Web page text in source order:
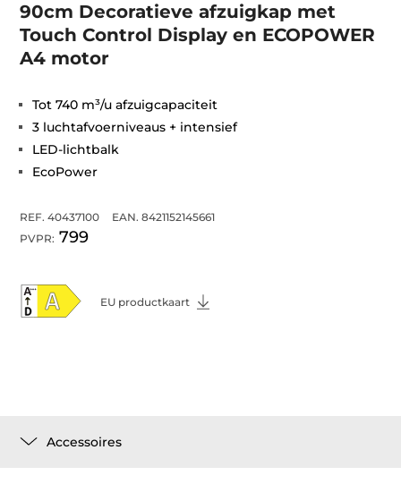
90cm Decoratieve afzuigkap met
Touch Control Display en ECOPOWER
A4 motor
Tot 740 m³/u afzuigcapaciteit
3 luchtafvoerniveaus + intensief
LED-lichtbalk
EcoPower
REF. 40437100
EAN. 8421152145661
PVPR: 799
EU productkaart
Accessoires